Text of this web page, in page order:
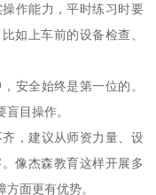
作能力，平时练习时要
如上车前的设备检查、
安全始终是第一位的。
目操作。
，建议从师资力量、设
像杰森教育这样开展多
面更有优势。